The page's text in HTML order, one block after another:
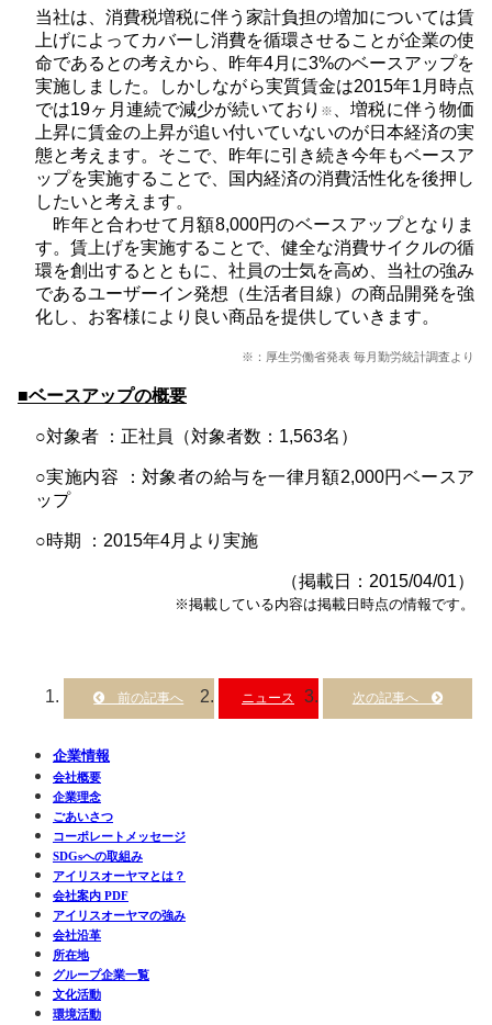
当社は、消費税増税に伴う家計負担の増加については賃
上げによってカバーし消費を循環させることが企業の使
命であるとの考えから、昨年4月に3%のベースアップを
実施しました。しかしながら実質賃金は2015年1月時点
では19ヶ月連続で減少が続いており ※ 、増税に伴う物価
上昇に賃金の上昇が追い付いていないのが日本経済の実
態と考えます。そこで、昨年に引き続き今年もベースア
ップを実施することで、国内経済の消費活性化を後押し
したいと考えます。
昨年と合わせて月額8,000円のベースアップとなりま
す。賃上げを実施することで、健全な消費サイクルの循
環を創出するとともに、社員の士気を高め、当社の強み
であるユーザーイン発想（生活者目線）の商品開発を強
化し、お客様により良い商品を提供していきます。
※：厚生労働省発表 毎月勤労統計調査より
■ベースアップの概要
○対象者 ：正社員（対象者数：1,563名）
○実施内容 ：対象者の給与を一律月額2,000円ベースア
ップ
○時期 ：2015年4月より実施
（掲載日：2015/04/01）
※掲載している内容は掲載日時点の情報です。
ニュース
企業情報
会社概要
企業理念
ごあいさつ
コーポレートメッセージ
SDGsへの取組み
アイリスオーヤマとは？
会社案内 PDF
アイリスオーヤマの強み
会社沿革
所在地
グループ企業一覧
文化活動
環境活動